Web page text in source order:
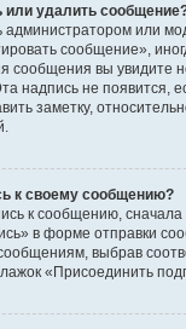
или удалить
администратором или
сообщение»,
сообщения вы увидите
надпись не появится,
заметку,
к своему сообщению?
к сообщению,
в форме отправки
выбрав
«Присоединить